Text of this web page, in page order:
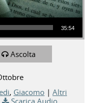
35:54
Ascolta
, Giacomo | Altri